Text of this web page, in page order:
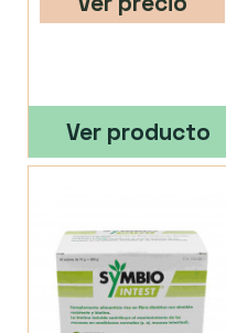
Ver producto